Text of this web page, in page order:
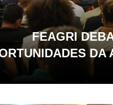
FEAGRI
DA